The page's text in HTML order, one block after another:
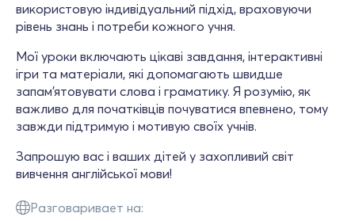
використовую індивідуальний підхід, враховуючи
рівень знань і потреби кожного учня.
Мої уроки включають цікаві завдання, інтерактивні
ігри та матеріали, які допомагають швидше
запам’ятовувати слова і граматику. Я розумію, як
важливо для початківців почуватися впевнено, тому
завжди підтримую і мотивую своїх учнів.
Запрошую вас і ваших дітей у захопливий світ
вивчення англійської мови!
Разговаривает на: